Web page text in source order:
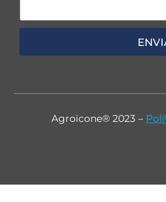
Agroicone® 2023 –